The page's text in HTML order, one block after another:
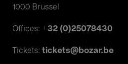
1000 Brussel
Offices: +32 (0)25078430
Tickets: tickets@bozar.be